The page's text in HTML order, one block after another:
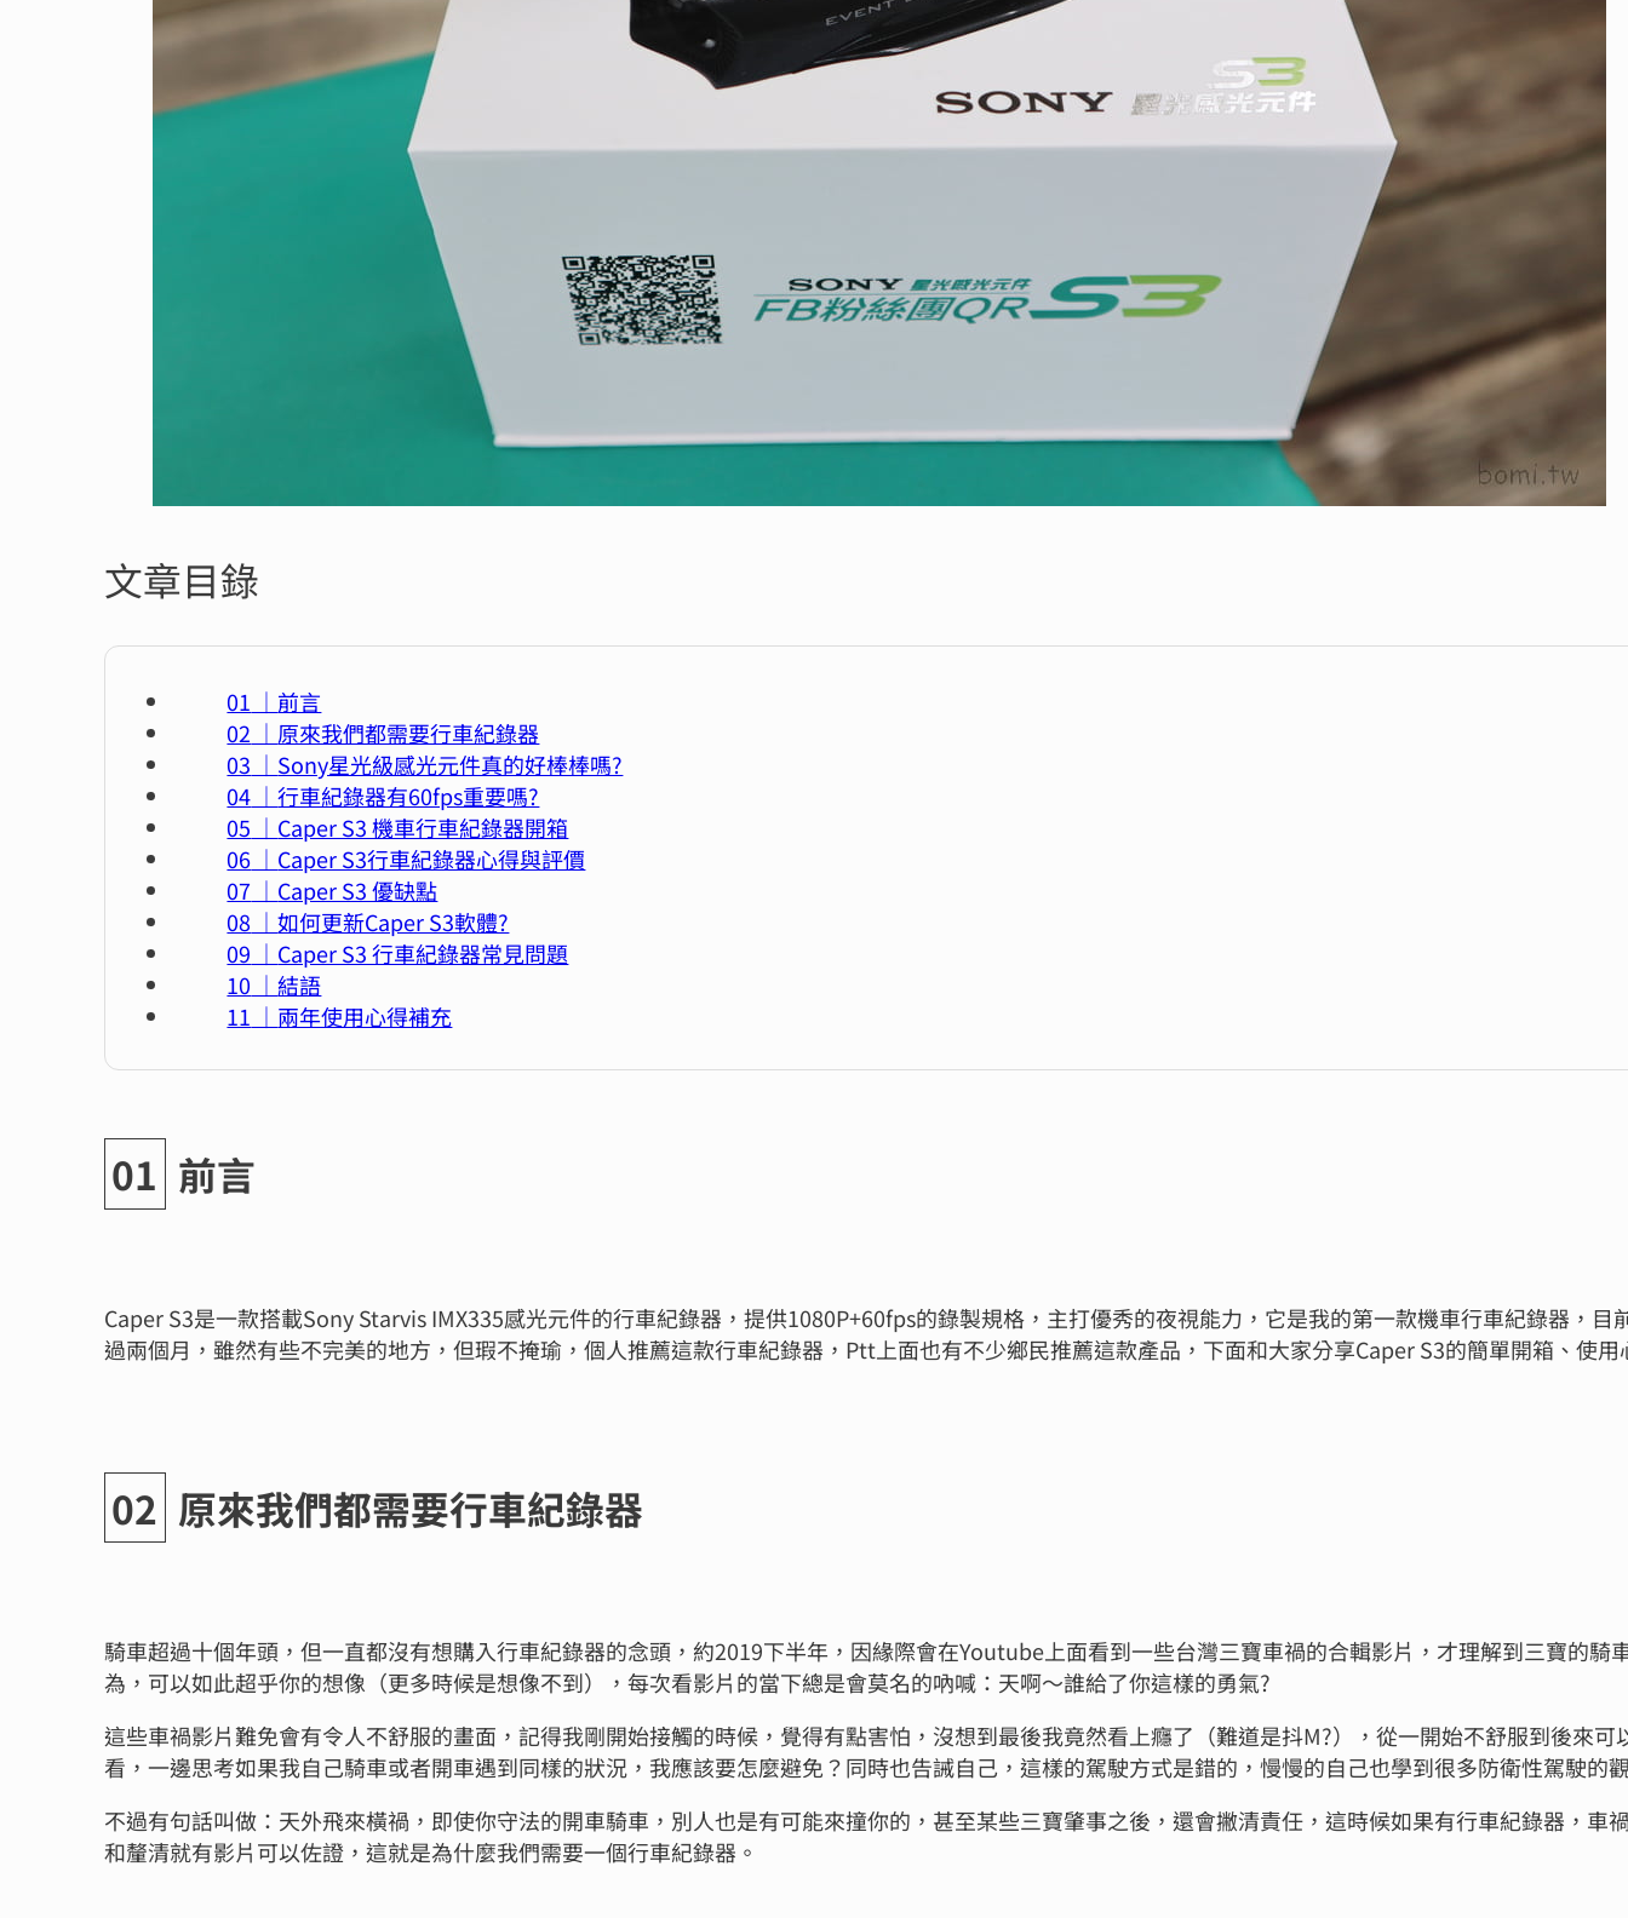
文章目錄
前言
原來我們都需要行車紀錄器
Sony星光級感光元件真的好棒棒嗎?
行車紀錄器有60fps重要嗎?
Caper S3 機車行車紀錄器開箱
Caper S3行車紀錄器心得與評價
Caper S3 優缺點
如何更新Caper S3軟體?
Caper S3 行車紀錄器常見問題
結語
兩年使用心得補充
前言
Caper S3是一款搭載Sony Starvis IMX335感光元件的行車紀錄器，提供1080P+60fps的錄製規格，主打優秀的夜視能力，它是我的第一款機車行車紀錄器，目
過兩個月，雖然有些不完美的地方，但瑕不掩瑜，個人推薦這款行車紀錄器，Ptt上面也有不少鄉民推薦這款產品，下面和大家分享Caper S3的簡單開箱、使用
原來我們都需要行車紀錄器
騎車超過十個年頭，但一直都沒有想購入行車紀錄器的念頭，約2019下半年，因緣際會在Youtube上面看到一些台灣三寶車禍的合輯影片，才理解到三寶的騎
為，可以如此超乎你的想像（更多時候是想像不到），每次看影片的當下總是會莫名的吶喊：天啊～誰給了你這樣的勇氣?
這些車禍影片難免會有令人不舒服的畫面，記得我剛開始接觸的時候，覺得有點害怕，沒想到最後我竟然看上癮了（難道是抖M?），從一開始不舒服到後來可
看，一邊思考如果我自己騎車或者開車遇到同樣的狀況，我應該要怎麼避免？同時也告誡自己，這樣的駕駛方式是錯的，慢慢的自己也學到很多防衛性駕駛的
不過有句話叫做：天外飛來橫禍，即使你守法的開車騎車，別人也是有可能來撞你的，甚至某些三寶肇事之後，還會撇清責任，這時候如果有行車紀錄器，車
和釐清就有影片可以佐證，這就是為什麼我們需要一個行車紀錄器。